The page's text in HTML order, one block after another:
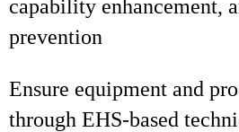
capability enhancement,
prevention
Ensure equipment and
through EHS‑based